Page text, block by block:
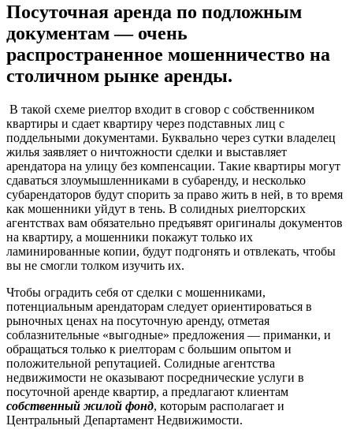
Посуточная аренда по подложным
документам — очень
распространенное мошенничество на
столичном рынке аренды.
В такой схеме риелтор входит в сговор с собственником
квартиры и сдает квартиру через подставных лиц с
поддельными документами. Буквально через сутки владелец
жилья заявляет о ничтожности сделки и выставляет
арендатора на улицу без компенсации. Такие квартиры могут
сдаваться злоумышленниками в субаренду, и несколько
субарендаторов будут спорить за право жить в ней, в то время
как мошенники уйдут в тень. В солидных риелторских
агентствах вам обязательно предъявят оригиналы документов
на квартиру, а мошенники покажут только их
ламинированные копии, будут подгонять и отвлекать, чтобы
вы не смогли толком изучить их.
Чтобы оградить себя от сделки с мошенниками,
потенциальным арендаторам следует ориентироваться в
рыночных ценах на посуточную аренду, отметая
соблазнительные «выгодные» предложения — приманки, и
обращаться только к риелторам с большим опытом и
положительной репутацией. Солидные агентства
недвижимости не оказывают посреднические услуги в
посуточной аренде квартир, а предлагают клиентам
собственный жилой фонд, которым располагает и
Центральный Департамент Недвижимости.